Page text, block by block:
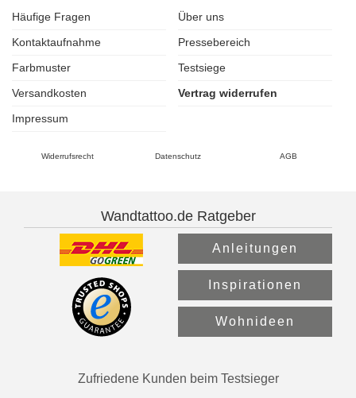
Häufige Fragen
Über uns
Kontaktaufnahme
Pressebereich
Farbmuster
Testsiege
Versandkosten
Vertrag widerrufen
Impressum
Widerrufsrecht Datenschutz AGB
Wandtattoo.de Ratgeber
Anleitungen
Inspirationen
Wohnideen
Zufriedene Kunden beim Testsieger